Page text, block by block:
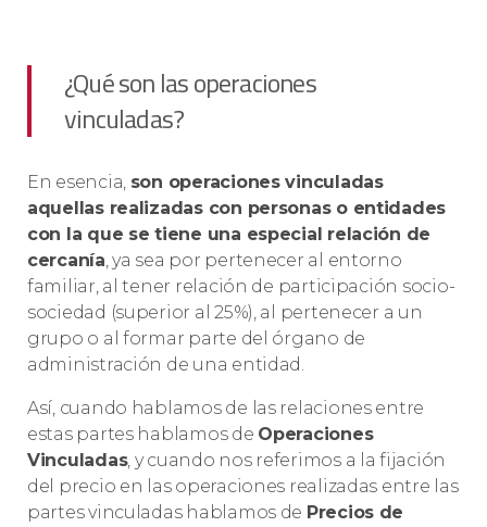
¿Qué son las operaciones
vinculadas?
En esencia, son operaciones vinculadas
aquellas realizadas con personas o entidades
con la que se tiene una especial relación de
cercanía, ya sea por pertenecer al entorno
familiar, al tener relación de participación socio-
sociedad (superior al 25%), al pertenecer a un
grupo o al formar parte del órgano de
administración de una entidad.
Así, cuando hablamos de las relaciones entre
estas partes hablamos de Operaciones
Vinculadas, y cuando nos referimos a la fijación
del precio en las operaciones realizadas entre las
partes vinculadas hablamos de Precios de